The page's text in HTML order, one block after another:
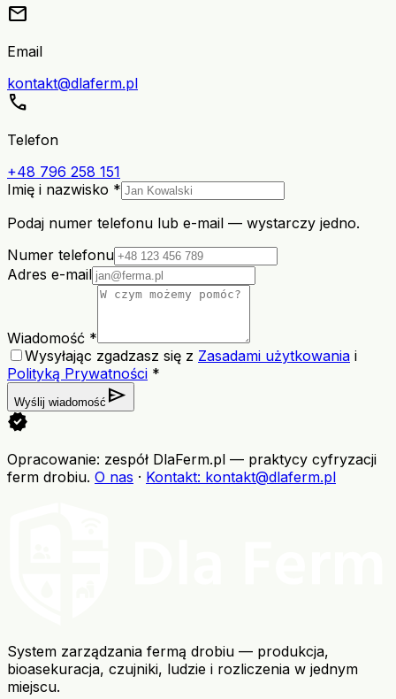
mail
Email
kontakt@dlaferm.pl
call
Telefon
+48 796 258 151
Imię i nazwisko *
Podaj numer telefonu lub e-mail — wystarczy jedno.
Numer telefonu
Adres e-mail
Wiadomość *
Wysyłając zgadzasz się z Zasadami użytkowania i
Polityką Prywatności *
Wyślij wiadomość send
verified
Opracowanie: zespół DlaFerm.pl — praktycy cyfryzacji
ferm drobiu. O nas · Kontakt: kontakt@dlaferm.pl
System zarządzania fermą drobiu — produkcja,
bioasekuracja, czujniki, ludzie i rozliczenia w jednym
miejscu.